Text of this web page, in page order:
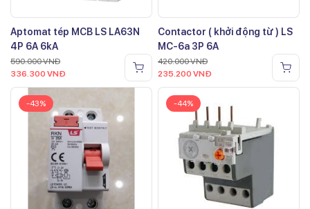
Aptomat tép MCB LS LA63N
4P 6A 6kA
590.000VNĐ
336.300 VNĐ
Contactor ( khởi động từ ) LS
MC-6a 3P 6A
420.000VNĐ
235.200 VNĐ
-43% -44%